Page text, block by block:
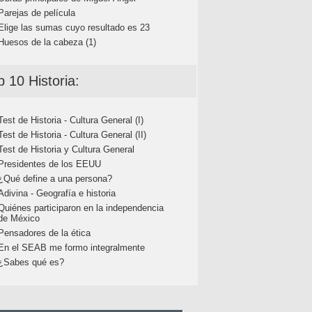
de película
las sumas cuyo resultado es 23
de la cabeza (1)
10 Historia:
de Historia - Cultura General (I)
de Historia - Cultura General (II)
de Historia y Cultura General
de los EEUU
define a una persona?
- Geografía e historia
participaron en la independencia
México
de la ética
el SEAB me formo integralmente
qué es?